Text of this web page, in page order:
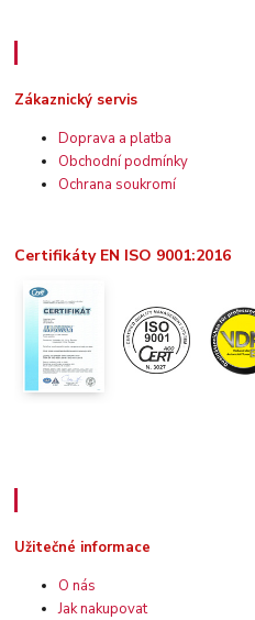
Zákaznický servis
Doprava a platba
Obchodní podmínky
Ochrana soukromí
Certifikáty EN ISO 9001:2016
Užitečné informace
O nás
Jak nakupovat